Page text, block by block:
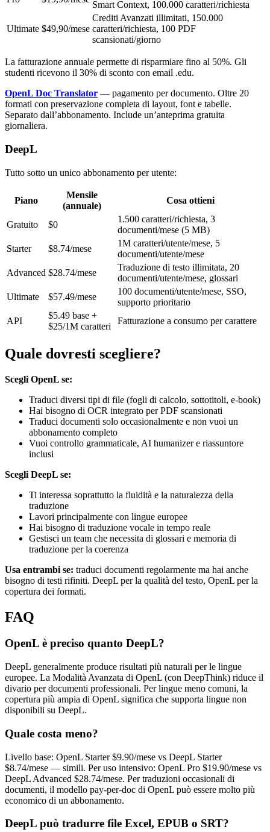
Smart Context, 100.000 caratteri/richiesta
Ultimate $49,90/mese
Crediti Avanzati illimitati, 150.000
caratteri/richiesta, 100 PDF
scansionati/giorno
La fatturazione annuale permette di risparmiare fino al 50%. Gli
studenti ricevono il 30% di sconto con email .edu.
OpenL Doc Translator — pagamento per documento. Oltre 20
formati con preservazione completa di layout, font e tabelle.
Separato dall’abbonamento. Include un’anteprima gratuita
giornaliera.
DeepL
Tutto sotto un unico abbonamento per utente:
Piano
Mensile
(annuale)
Cosa ottieni
Gratuito $0
1.500 caratteri/richiesta, 3
documenti/mese (5 MB)
Starter
$8.74/mese
1M caratteri/utente/mese, 5
documenti/utente/mese
Advanced $28.74/mese
Traduzione di testo illimitata, 20
documenti/utente/mese, glossari
Ultimate
$57.49/mese
100 documenti/utente/mese, SSO,
supporto prioritario
API
$5.49 base +
$25/1M caratteri
Fatturazione a consumo per carattere
Quale dovresti scegliere?
Scegli OpenL se:
Traduci diversi tipi di file (fogli di calcolo, sottotitoli, e-book)
Hai bisogno di OCR integrato per PDF scansionati
Traduci documenti solo occasionalmente e non vuoi un
abbonamento completo
Vuoi controllo grammaticale, AI humanizer e riassuntore
inclusi
Scegli DeepL se:
Ti interessa soprattutto la fluidità e la naturalezza della
traduzione
Lavori principalmente con lingue europee
Hai bisogno di traduzione vocale in tempo reale
Gestisci un team che necessita di glossari e memoria di
traduzione per la coerenza
Usa entrambi se: traduci documenti regolarmente ma hai anche
bisogno di testi rifiniti. DeepL per la qualità del testo, OpenL per la
copertura dei formati.
FAQ
OpenL è preciso quanto DeepL?
DeepL generalmente produce risultati più naturali per le lingue
europee. La Modalità Avanzata di OpenL (con DeepThink) riduce il
divario per documenti professionali. Per lingue meno comuni, la
copertura più ampia di OpenL significa che supporta lingue non
disponibili su DeepL.
Quale costa meno?
Livello base: OpenL Starter $9.90/mese vs DeepL Starter
$8.74/mese — simili. Per uso intensivo: OpenL Pro $19.90/mese vs
DeepL Advanced $28.74/mese. Per traduzioni occasionali di
documenti, il modello pay-per-doc di OpenL può essere molto più
economico di un abbonamento.
DeepL può tradurre file Excel, EPUB o SRT?